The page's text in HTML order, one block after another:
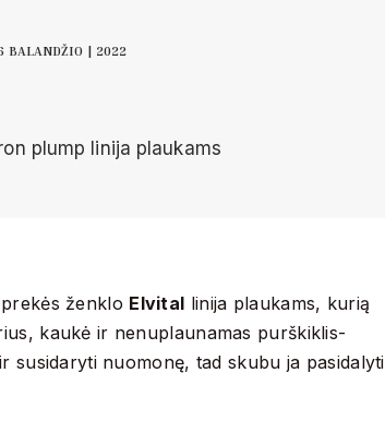
BALANDŽIO | 2022
prekės ženklo Elvital linija plaukams, kurią
kaukė ir nenuplaunamas purškiklis-
susidaryti nuomonę, tad skubu ja pasidalyti